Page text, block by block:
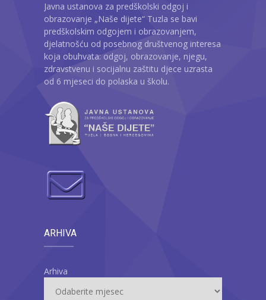
Javna ustanova za predškolski odgoj i
obrazovanje „Naše dijete“ Tuzla se bavi
predškolskim odgojem i obrazovanjem,
djelatnošću od posebnog društvenog interesa
koja obuhvata: odgoj, obrazovanje, njegu,
zdravstvenu i socijalnu zaštitu djece uzrasta
od 6 mjeseci do polaska u školu.
ARHIVA
Arhiva